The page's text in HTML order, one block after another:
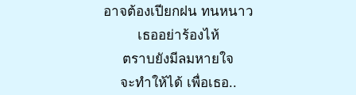
อาจต้องเปียกฝน ทนหนาว
เธออย่าร้องไห้
ตราบยังมีลมหายใจ
จะทำให้ได้ เพื่อเธอ..